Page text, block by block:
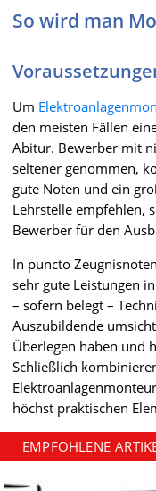
So wird man
Um
den meisten Fällen
Abitur. Bewerber mit
seltener genommen,
gute Noten und ein
Lehrstelle empfehlen,
Bewerber für den
In puncto
sehr gute Leistungen
– sofern belegt –
Auszubildende
Überlegen haben und
Schließlich
höchst praktischen
EMPFOHLENE